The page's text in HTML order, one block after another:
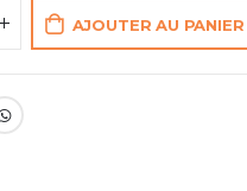
AJOUTER AU PANIER